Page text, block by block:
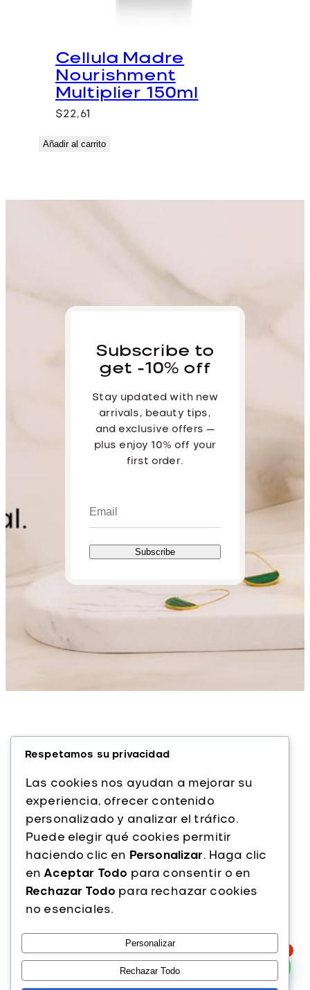
Cellula Madre
Nourishment
Multiplier 150ml
$22,61
Añadir al carrito
Subscribe to
get -10% off
Stay updated with new
arrivals, beauty tips,
and exclusive offers —
plus enjoy 10% off your
first order.
Subscribe
Alfaparf Milano es una marca italiana líder
en cuidado capilar profesional. Con más
de 40 años de experiencia, ofrecemos
productos de alta calidad que combinan
innovación, tecnología y pasión por la
belleza del cabello.
Instagram
Facebook
TikTok
PRODUCTOS
Respetamos su privacidad
Las cookies nos ayudan a mejorar su
experiencia, ofrecer contenido
personalizado y analizar el tráfico.
Puede elegir qué cookies permitir
haciendo clic en Personalizar. Haga clic
en Aceptar Todo para consentir o en
Rechazar Todo para rechazar cookies
no esenciales.
Personalizar
Rechazar Todo